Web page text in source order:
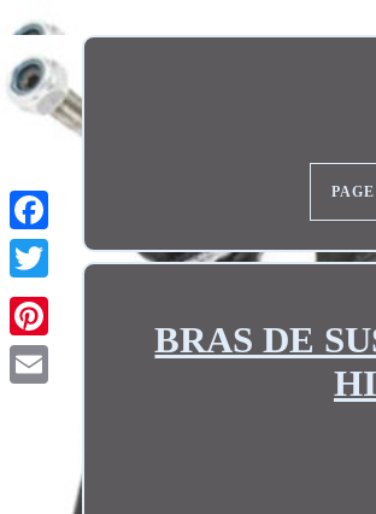
Twitter
BRAS DE